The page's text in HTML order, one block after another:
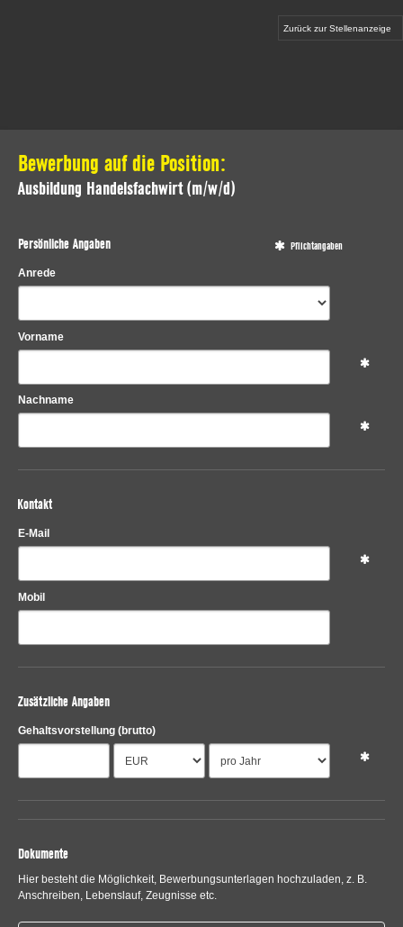
Zurück zur Stellenanzeige
Bewerbung auf die Position:
Ausbildung Handelsfachwirt (m/w/d)
Persönliche Angaben Pflichtangaben
Anrede
Vorname
Nachname
Kontakt
E-Mail
Mobil
Zusätzliche Angaben
Gehaltsvorstellung (brutto)
Dokumente
Hier besteht die Möglichkeit, Bewerbungsunterlagen hochzuladen, z. B.
Anschreiben, Lebenslauf, Zeugnisse etc.